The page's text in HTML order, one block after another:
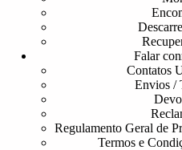
Falar
Contatos
Envios /
Regulamento Geral de
Termos e